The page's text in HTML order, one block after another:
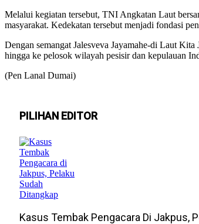
Melalui kegiatan tersebut, TNI Angkatan Laut
masyarakat. Kedekatan tersebut menjadi fondasi
Dengan semangat Jalesveva Jayamahe-di Laut
hingga ke pelosok wilayah pesisir dan kepulauan
(Pen Lanal Dumai)
PILIHAN EDITOR
Kasus Tembak Pengacara Di Jakpus,